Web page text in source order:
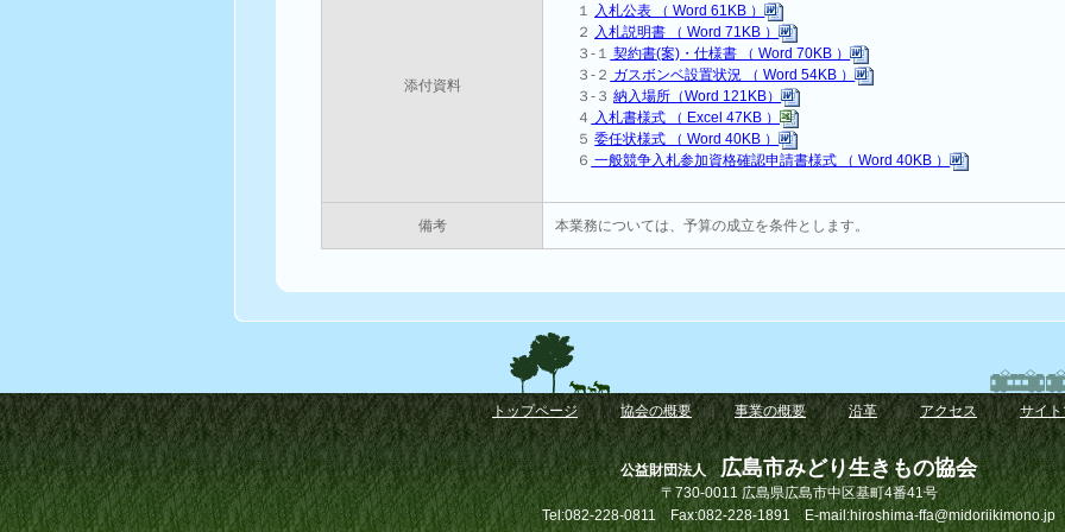
添付資料
１ 入札公表 （ Word 61KB ）
２ 入札説明書 （ Word 71KB ）
３-１ 契約書(案)・仕様書 （ Word 70KB ）
３-２ ガスボンベ設置状況 （ Word 54KB ）
３-３納入場所（Word 121KB）
４ 入札書様式 （ Excel 47KB ）
５委任状様式 （ Word 40KB ）
６ 一般競争入札参加資格確認申請書様式 （ Word 40KB ）
備考 本業務については、予算の成立を条件とします。
トップページ ｜協会の概要｜事業の概要｜ 沿革｜アクセス ｜サイ
公益財団法人広島市みどり生きもの協会
〒730-0011 広島県広島市中区基町4番41号
Tel:082-228-0811 Fax:082-228-1891 E-mail:hiroshima-ffa@midoriikimono.jp